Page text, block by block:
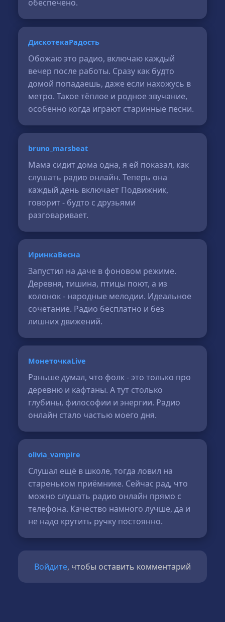
обеспечено.
ДискотекаРадость
Обожаю это радио, включаю каждый
вечер после работы. Сразу как будто
домой попадаешь, даже если нахожусь в
метро. Такое тёплое и родное звучание,
особенно когда играют старинные песни.
bruno_marsbeat
Мама сидит дома одна, я ей показал, как
слушать радио онлайн. Теперь она
каждый день включает Подвижник,
говорит - будто с друзьями
разговаривает.
ИринкаВесна
Запустил на даче в фоновом режиме.
Деревня, тишина, птицы поют, а из
колонок - народные мелодии. Идеальное
сочетание. Радио бесплатно и без
лишних движений.
МонеточкаLive
Раньше думал, что фолк - это только про
деревню и кафтаны. А тут столько
глубины, философии и энергии. Радио
онлайн стало частью моего дня.
olivia_vampire
Слушал ещё в школе, тогда ловил на
стареньком приёмнике. Сейчас рад, что
можно слушать радио онлайн прямо с
телефона. Качество намного лучше, да и
не надо крутить ручку постоянно.
Войдите, чтобы оставить комментарий